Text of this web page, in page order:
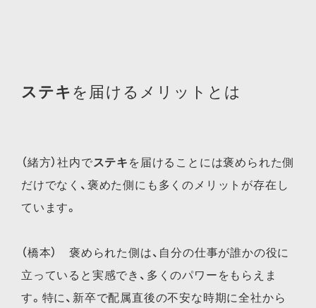
ステキを届けるメリットとは
（緒方）社内でステキ を届けることには褒められた側
だけでなく、褒めた側にも多くのメリットが存在し
ています。
（橋本） 褒められた側は、自分の仕事が誰かの役に
立っていると実感でき、多くのパワーをもらえま
す。特に、新卒で配属直後の不安な時期に全社から